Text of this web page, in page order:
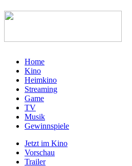
Home
Kino
Heimkino
Streaming
Game
TV
Musik
Gewinnspiele
Jetzt im Kino
Vorschau
Trailer